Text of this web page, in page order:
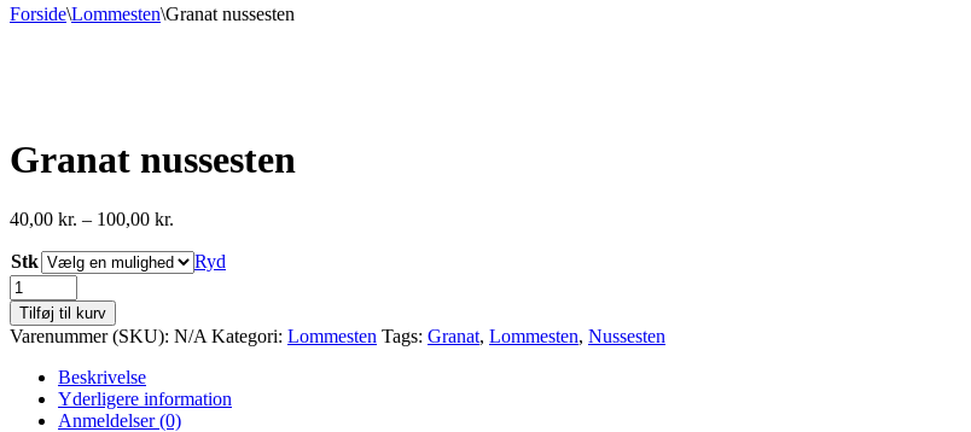
Forside\Lommesten\Granat nussesten
Granat nussesten
40,00 kr. – 100,00 kr.
til
Stk
Ryd
Granat
nussesten
antal
Tilføj til kurv
Varenummer (SKU): N/A Kategori: Lommesten Tags: Granat, Lommesten, Nussesten
Beskrivelse
Yderligere information
Anmeldelser (0)